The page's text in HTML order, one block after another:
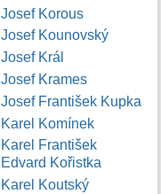
Josef Korous
Josef Kounovský
Josef Král
Josef Krames
Josef František Kupka
Karel Komínek
Karel František
Edvard Kořistka
Karel Koutský